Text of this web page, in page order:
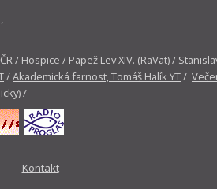
/ Hospice / Papež Lev XIV. (RaVat)/
/Akademická farnost, Tomáš Halík YT/
/
Kontakt